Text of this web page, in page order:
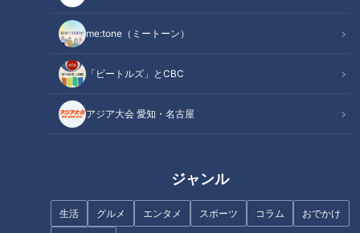
me:tone（ミートーン）
「ビートルズ」とCBC
アジア大会 愛知・名古屋
ジャンル
生活 グルメ エンタメ スポーツ コラム おでかけ
この記事を見たあなたへのおすすめ
中日・細川成也はもうキーマン
じゃない!?赤星憲広さんの意外
ルも